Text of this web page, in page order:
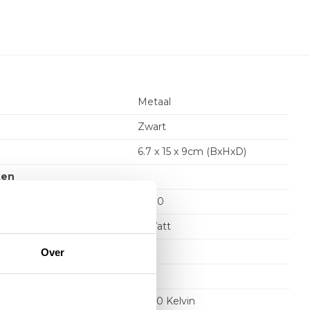
Over
Metaal
Zwart
6.7 x 15 x 9cm (BxHxD)
GU10
4 Watt
2700 Kelvin